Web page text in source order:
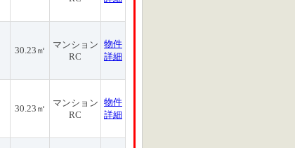
30.23㎡
マンション
RC
物件
詳細
30.23㎡
マンション
RC
物件
詳細